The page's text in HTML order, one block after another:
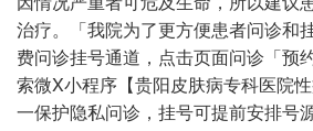
治疗。「我院为了更方便患者问诊和
费问诊挂号通道，点击页面问诊「预
索微X小程序【贵阳皮肤病专科医院
一保护隐私问诊，挂号可提前安排号